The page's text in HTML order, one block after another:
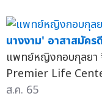
นางงาม' อาสาสมัค
แพทย์หญิงกอบกุลยา
Premier Life
ส.ค. 65